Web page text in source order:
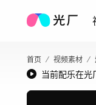
首页 视频素材
当前配乐在光